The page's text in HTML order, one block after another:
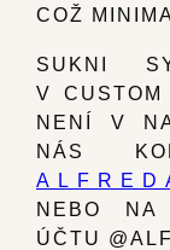
COŽ
SUKNI
V
NENÍ V
NÁS
NEBO NA
ÚČTU